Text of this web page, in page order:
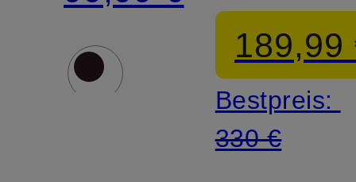
189,99
Bestpreis:
330 €